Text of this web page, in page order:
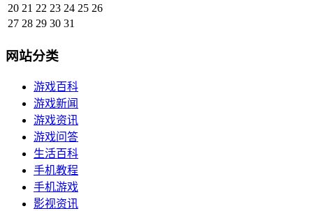
20 21 22 23 24 25 26
27 28 29 30 31
网站分类
游戏百科
游戏新闻
游戏资讯
游戏问答
生活百科
手机教程
手机游戏
影视资讯